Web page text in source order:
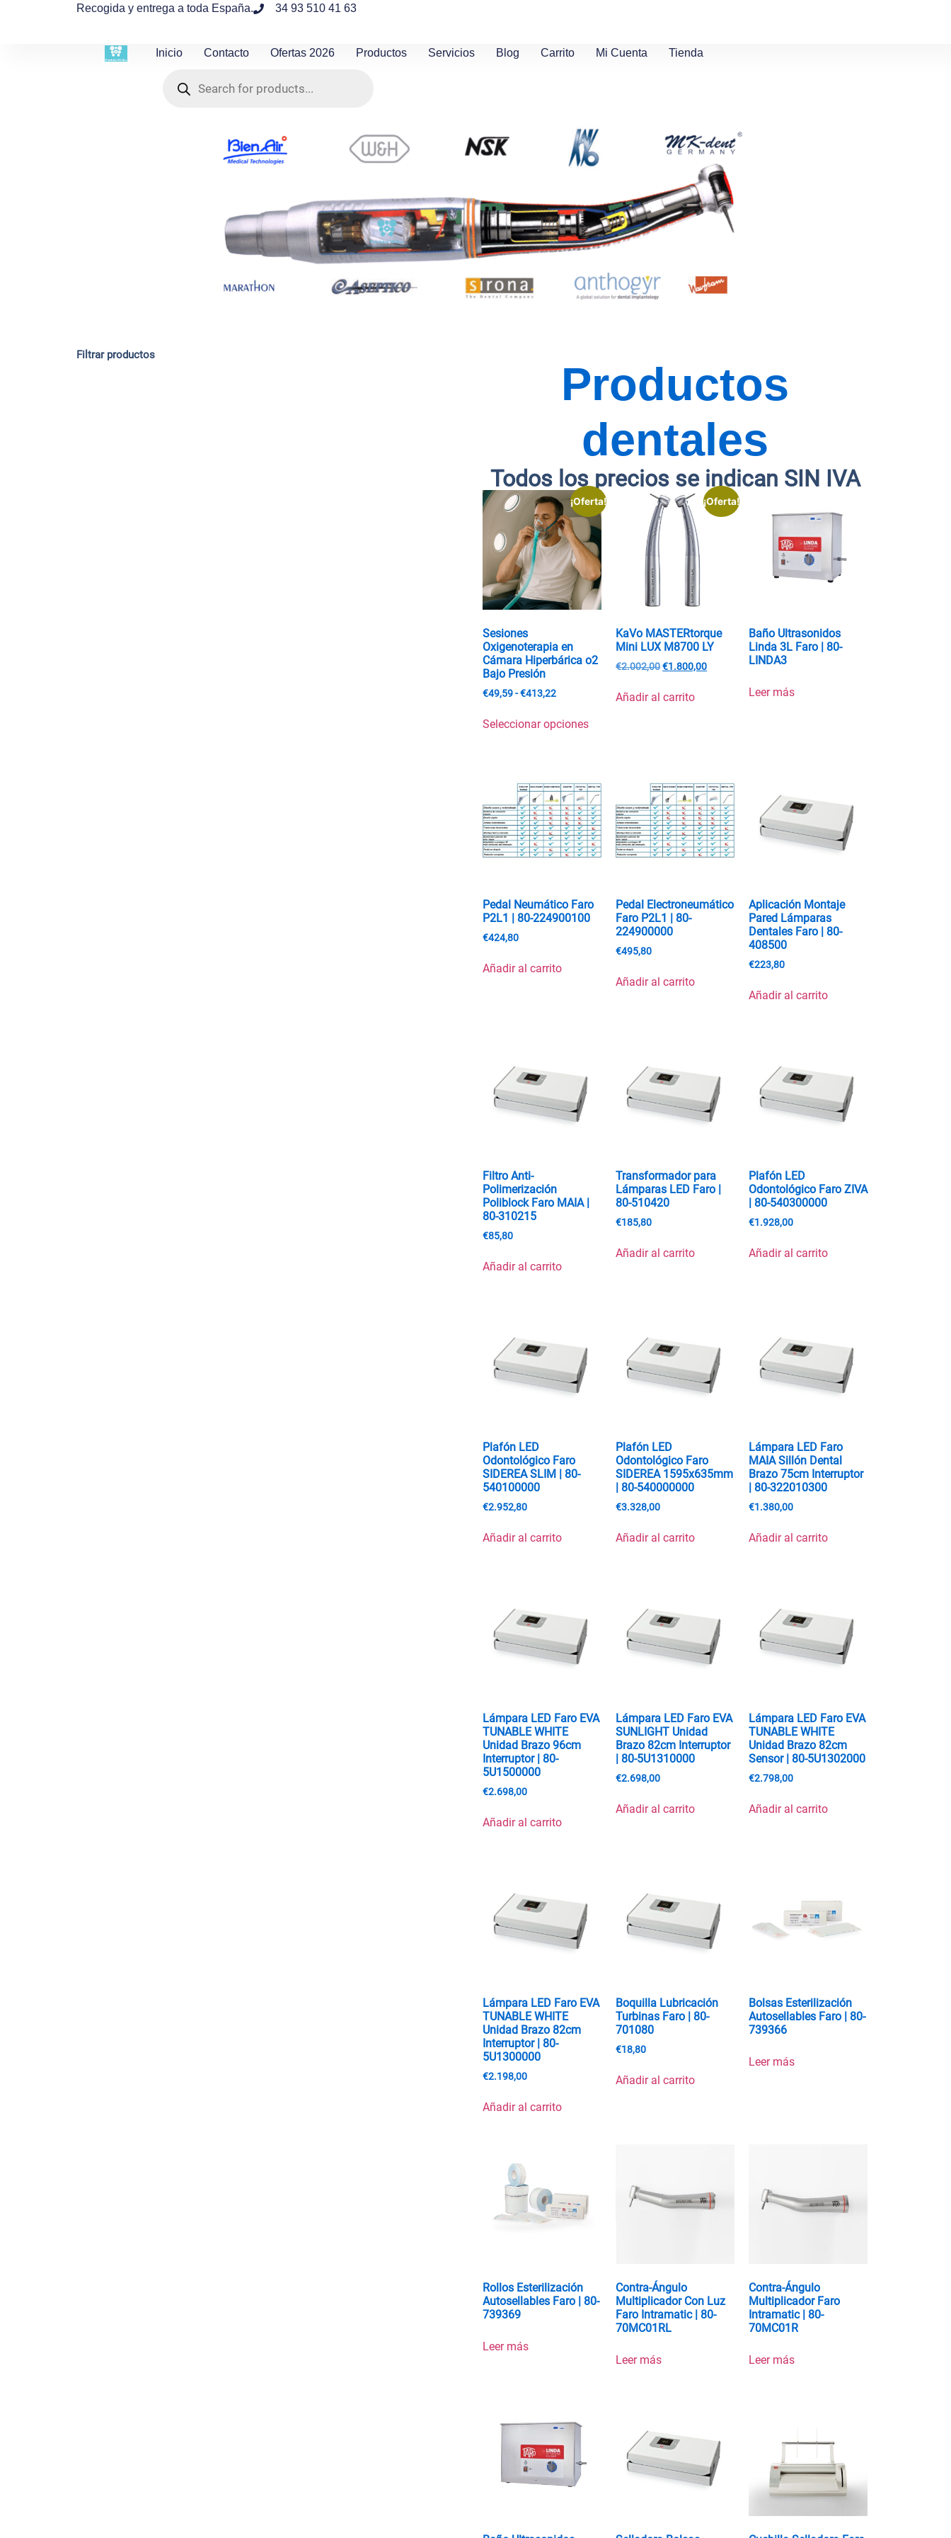
Recogida y entrega a toda España. 34 93 510 41 63
Inicio Contacto Ofertas 2026 Productos Servicios Blog Carrito Mi Cuenta Tienda
Filtrar productos
Productos
dentales
Todos los precios se indican SIN IVA
¡Oferta!
Sesiones
Oxigenoterapia en
Cámara Hiperbárica o2
Bajo Presión
€49,59-€413,22
Seleccionar opciones
¡Oferta!
KaVo MASTERtorque
Mini LUX M8700 LY
€2.002,00€1.800,00
Añadir al carrito
Baño Ultrasonidos
Linda 3L Faro | 80-
LINDA3
Leer más
Pedal Neumático Faro
P2L1 | 80-224900100
€424,80
Añadir al carrito
Pedal Electroneumático
Faro P2L1 | 80-
224900000
€495,80
Añadir al carrito
Aplicación Montaje
Pared Lámparas
Dentales Faro | 80-
408500
€223,80
Añadir al carrito
Filtro Anti-
Polimerización
Poliblock Faro MAIA |
80-310215
€85,80
Añadir al carrito
Transformador para
Lámparas LED Faro |
80-510420
€185,80
Añadir al carrito
Plafón LED
Odontológico Faro ZIVA
| 80-540300000
€1.928,00
Añadir al carrito
Plafón LED
Odontológico Faro
SIDEREA SLIM | 80-
540100000
€2.952,80
Añadir al carrito
Plafón LED
Odontológico Faro
SIDEREA 1595x635mm
| 80-540000000
€3.328,00
Añadir al carrito
Lámpara LED Faro
MAIA Sillón Dental
Brazo 75cm Interruptor
| 80-322010300
€1.380,00
Añadir al carrito
Lámpara LED Faro EVA
TUNABLE WHITE
Unidad Brazo 96cm
Interruptor | 80-
5U1500000
€2.698,00
Añadir al carrito
Lámpara LED Faro EVA
SUNLIGHT Unidad
Brazo 82cm Interruptor
| 80-5U1310000
€2.698,00
Añadir al carrito
Lámpara LED Faro EVA
TUNABLE WHITE
Unidad Brazo 82cm
Sensor | 80-5U1302000
€2.798,00
Añadir al carrito
Lámpara LED Faro EVA
TUNABLE WHITE
Unidad Brazo 82cm
Interruptor | 80-
5U1300000
€2.198,00
Añadir al carrito
Boquilla Lubricación
Turbinas Faro | 80-
701080
€18,80
Añadir al carrito
Bolsas Esterilización
Autosellables Faro | 80-
739366
Leer más
Rollos Esterilización
Autosellables Faro | 80-
739369
Leer más
Contra-Ángulo
Multiplicador Con Luz
Faro Intramatic | 80-
70MC01RL
Leer más
Contra-Ángulo
Multiplicador Faro
Intramatic | 80-
70MC01R
Leer más